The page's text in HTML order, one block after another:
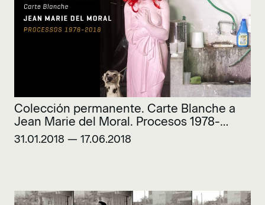
Colección permanente. Carte Blanche a
Jean Marie del Moral. Procesos 1978-
2018
31.01.2018 — 17.06.2018